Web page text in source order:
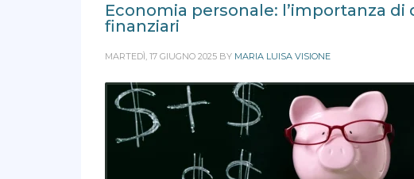
Economia personale: l’importanza
finanziari
MARTEDÌ, 17 GIUGNO 2025 BY MARIA LUISA VISIONE